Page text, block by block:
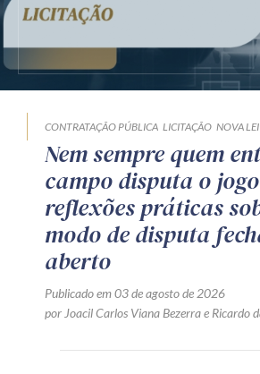
CONTRATAÇÃO PÚBLICA LICITAÇÃO NOVA
Nem sempre quem
campo disputa o
reflexões práticas
modo de disputa
aberto
Publicado em 03 de agosto de 2026
por Joacil Carlos Viana Bezerrae Ricardo